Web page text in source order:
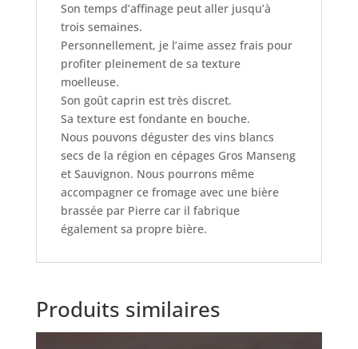
Son temps d’affinage peut aller jusqu’à
trois semaines.
Personnellement, je l’aime assez frais pour
profiter pleinement de sa texture
moelleuse.
Son goût caprin est très discret.
Sa texture est fondante en bouche.
Nous pouvons déguster des vins blancs
secs de la région en cépages Gros Manseng
et Sauvignon. Nous pourrons même
accompagner ce fromage avec une bière
brassée par Pierre car il fabrique
également sa propre bière.
Produits similaires